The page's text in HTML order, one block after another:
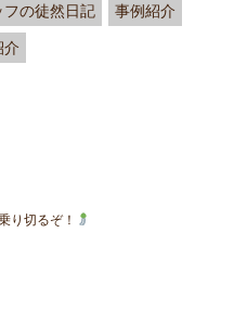
フの徒然日記 事例紹介
介
り切るぞ！